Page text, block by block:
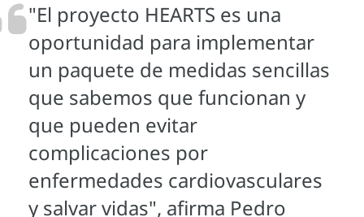
"El proyecto HEARTS es una
oportunidad para implementar
un paquete de medidas sencillas
que sabemos que funcionan y
que pueden evitar
complicaciones por
enfermedades cardiovasculares
y salvar vidas", afirma Pedro